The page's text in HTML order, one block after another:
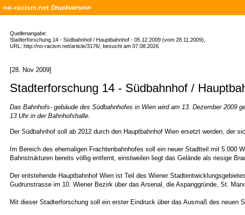
no-racism.net Druckversion
Quellenangabe:
Stadterforschung 14 - Südbahnhof / Hauptbahnhof - 05.12.2009 (vom 28.11.2009),
URL: http://no-racism.net/article/3176/, besucht am 07.08.2026
[28. Nov 2009]
Stadterforschung 14 - Südbahnhof /
Das Bahnhofs- gebäude des Südbahnhofes in Wien wird am 13. Dezember 2009
13 Uhr in der Bahnhofshalle.
Der Südbahnhof soll ab 2012 durch den Hauptbahnhof Wien ersetzt werden, der
Im Bereich des ehemaligen Frachtenbahnhofes soll ein neuer Stadtteil mit 5.000
Bahnstrukturen bereits völlig entfernt, einstweilen liegt das Gelände als riesige
Der entstehende Hauptbahnhof Wien ist Teil des Wiener
Gudrunstrasse im 10. Wiener Bezirk über das Arsenal, die Aspanggründe, St.
Mit dieser Stadterforschung soll ein erster Eindruck über das Ausmaß des neuen